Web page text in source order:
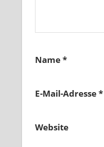
Name*
E-Mail-Adresse*
Website